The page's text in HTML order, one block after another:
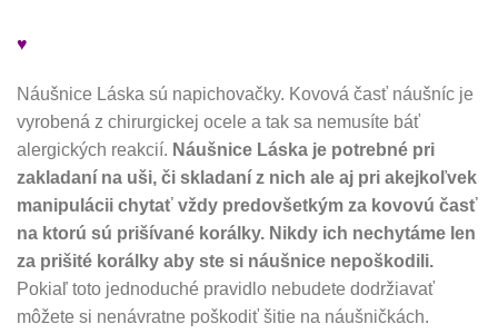
♥
Náušnice Láska sú napichovačky. Kovová časť náušníc je
vyrobená z chirurgickej ocele a tak sa nemusíte báť
alergických reakcií. Náušnice Láska je potrebné pri
zakladaní na uši, či skladaní z nich ale aj pri akejkoľvek
manipulácii chytať vždy predovšetkým za kovovú časť
na ktorú sú prišívané korálky. Nikdy ich nechytáme len
za prišité korálky aby ste si náušnice nepoškodili.
Pokiaľ toto jednoduché pravidlo nebudete dodržiavať
môžete si nenávratne poškodiť šitie na náušničkách.